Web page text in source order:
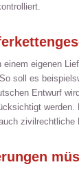
einem eigenen
soll es
Entwurf
zivilrechtliche